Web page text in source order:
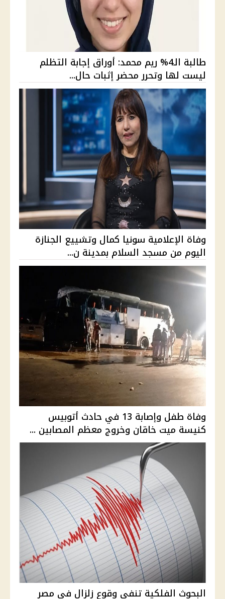
طالبة الـ4% ريم محمد: أوراق إجابة التظلم
ليست لها وتحرر محضر إثبات حال...
وفاة الإعلامية سونيا كمال وتشييع الجنازة
اليوم من مسجد السلام بمدينة ن...
وفاة طفل وإصابة 13 في حادث أتوبيس
كنيسة ميت خاقان وخروج معظم المصابين ...
البحوث الفلكية تنفي وقوع زلزال في مصر